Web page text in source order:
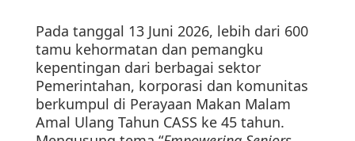
Berbagai Latar Belakang
Budaya
Pada tanggal 13 Juni 2026, lebih dari 600
tamu kehormatan dan pemangku
kepentingan dari berbagai sektor
Pemerintahan, korporasi dan komunitas
berkumpul di Perayaan Makan Malam
Amal Ulang Tahun CASS ke 45 tahun.